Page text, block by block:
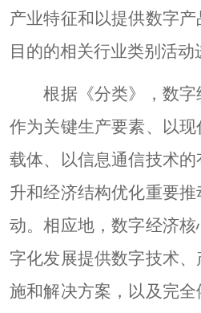
产业特征和以提供数字
目的的相关行业类别活动
根据《分类》，数字
作为关键生产要素、以
载体、以信息通信技术
升和经济结构优化重要
动。相应地，数字经济
字化发展提供数字技术
施和解决方案，以及完